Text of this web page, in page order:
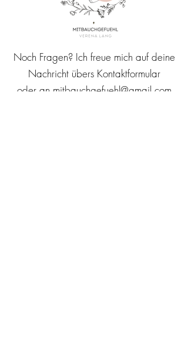
Noch Fragen? Ich freue mich auf deine
Nachricht übers Kontaktformular
oder an mitbauchgefuehl@gmail.com